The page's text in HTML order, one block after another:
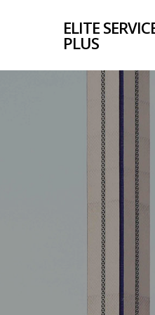
content
ELITE
PLUS